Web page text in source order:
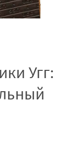
Угг: